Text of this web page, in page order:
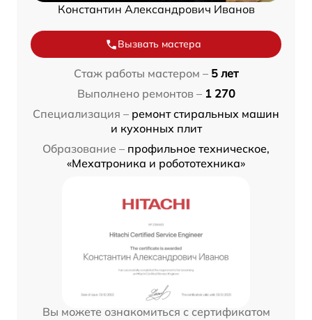
Константин Александрович Иванов
Вызвать мастера
Стаж работы мастером – 5 лет
Выполнено ремонтов – 1 270
Специализация – ремонт стиральных машин
и кухонных плит
Образование – профильное техническое,
«Мехатроника и робототехника»
Вы можете ознакомиться с сертификатом